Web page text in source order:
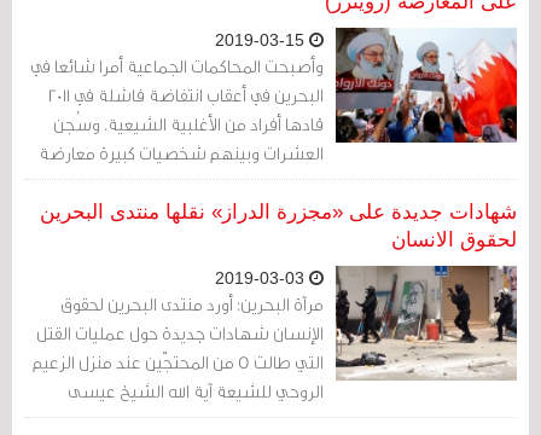
وأصبحت المحاكمات الجماعية أمرا شائعا في
البحرين في أعقاب انتفاضة فاشلة في 2011
قادها أفراد من الأغلبية الشيعية. وسُجن
العشرات وبينهم شخصيات كبيرة معارضة
ونشطاء حقوقيون. وفر كثيرون آخرون خارج
البلاد.
شهادات جديدة على «مجزرة الدراز» نقلها منتدى البحرين
لحقوق الانسان
مرآة البحرين: أورد منتدى البحرين لحقوق
الإنسان شهادات جديدة حول عمليات القتل
التي طالت 5 من المحتجّين عند منزل الزعيم
الروحي للشيعة آية الله الشيخ عيسى
قاسم، خلال اقتحام الدراز مايو/أيار 2017، وما